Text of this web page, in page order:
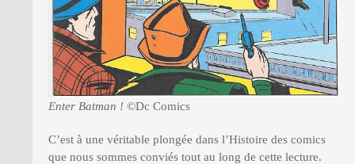
Enter Batman ! ©Dc Comics
C’est à une véritable plongée dans l’Histoire des comics
que nous sommes conviés tout au long de cette lecture.